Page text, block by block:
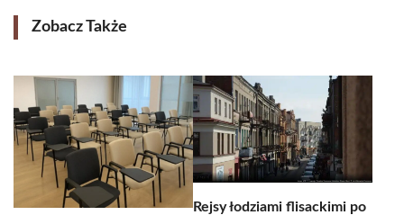
Zobacz Także
Rejsy łodziami flisackimi po